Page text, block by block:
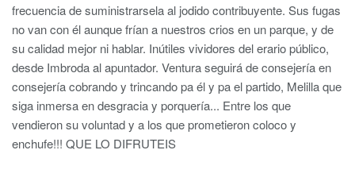
frecuencia de suministrarsela al jodido contribuyente. Sus fugas
no van con él aunque frían a nuestros crios en un parque, y de
su calidad mejor ni hablar. Inútiles vividores del erario público,
desde Imbroda al apuntador. Ventura seguirá de consejería en
consejería cobrando y trincando pa él y pa el partido, Melilla que
siga inmersa en desgracia y porquería... Entre los que
vendieron su voluntad y a los que prometieron coloco y
enchufe!!! QUE LO DIFRUTEIS